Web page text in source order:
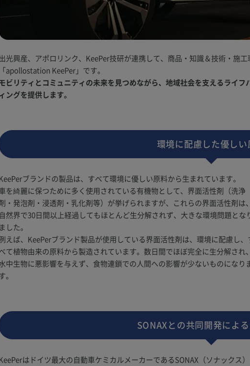
光興産、アポロリンク、KeePer技研が連携して、商品・知識＆技術・施
「apollostation KeePer」です。
ビリティとコミュニティの未来を見つめながら、地域社会を支えるライ
ィングを提供します。
環境に配慮した優し
ブランドの製品は、すべて環境に優しい原料から生まれています。
を綺麗に保つために多く使用されている有機物として、界面活性剤（洗浄
・発泡剤・浸透剤・乳化剤等）が挙げられますが、これらの界面活性剤は、
自然界で30日間以上経過してもほとんど生分解されず、大きな環境問題とな
ました。
えば、KeePerブランド製品が使用している界面活性剤は、環境に配慮し、
て植物由来の原料から製造されています。数日間でほぼ完全に生分解され、
中生物に悪影響を与えず、食物連鎖での人間への影響が少ないものになり
。
SONAXとの共同開発によ
はドイツ最大の自動車ケミカルメーカーであるSONAX（ソナックス